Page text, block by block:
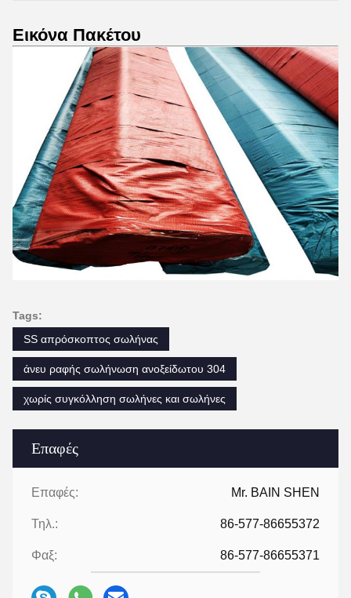
Επαφές
Επαφές: Mr. BAIN SHEN
Τηλ.: 86-577-86655372
Φαξ: 86-577-86655371
Εικόνα Πακέτου
Tags:
SS απρόσκοπτος σωλήνας
άνευ ραφής σωλήνωση ανοξείδωτου 304
χωρίς συγκόλληση σωλήνες και σωλήνες